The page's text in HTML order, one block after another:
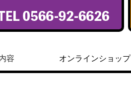
容 オンラインショップ